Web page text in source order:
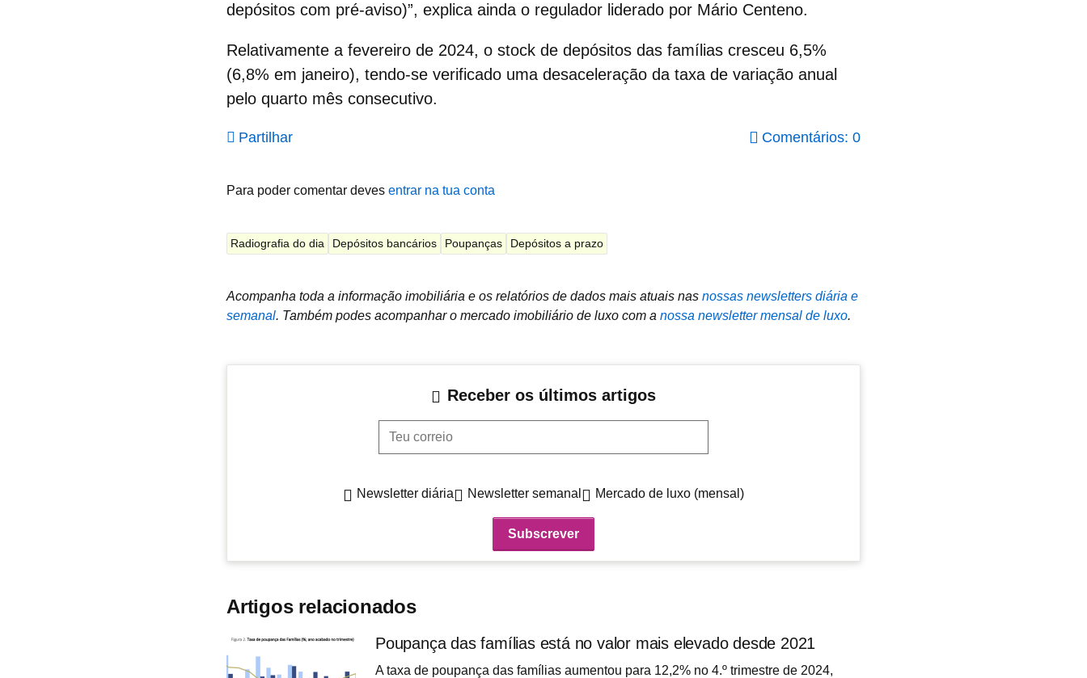
depósitos com pré-aviso)”, explica ainda o regulador liderado por Mário Centeno.
Relativamente a fevereiro de 2024, o stock de depósitos das famílias cresceu 6,5%
(6,8% em janeiro), tendo-se verificado uma desaceleração da taxa de variação anual
pelo quarto mês consecutivo.
Partilhar Comentários: 0
Para poder comentar deves entrar na tua conta
Radiografia do dia Depósitos bancários Poupanças Depósitos a prazo
Acompanha toda a informação imobiliária e os relatórios de dados mais atuais nas nossas newsletters diária e
semanal. Também podes acompanhar o mercado imobiliário de luxo com a nossa newsletter mensal de luxo.
Receber os últimos artigos
Teu correio
Newsletter diária Newsletter semanal Mercado de luxo (mensal)
Artigos relacionados
Poupança das famílias está no valor mais elevado desde 2021
A taxa de poupança das famílias aumentou para 12,2% no 4.º trimestre de 2024,